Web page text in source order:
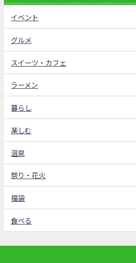
イベント
グルメ
スイーツ・カフェ
ラーメン
暮らし
楽しむ
温泉
祭り・花火
福袋
食べる